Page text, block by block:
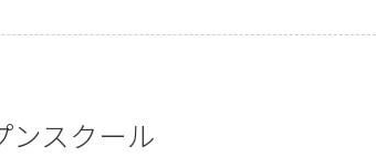
ンスクール